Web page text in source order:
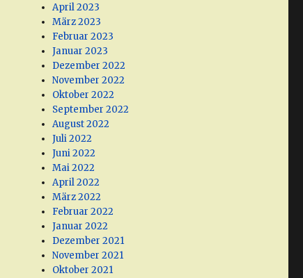
April 2023
März 2023
Februar 2023
Januar 2023
Dezember 2022
November 2022
Oktober 2022
September 2022
August 2022
Juli 2022
Juni 2022
Mai 2022
April 2022
März 2022
Februar 2022
Januar 2022
Dezember 2021
November 2021
Oktober 2021